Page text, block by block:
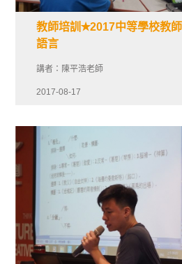
教師培訓✭2017中等學校教
語言
講者：陳平浩老師
2017-08-17